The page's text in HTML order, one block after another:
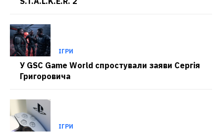
ІГРИ
У GSC Game World спростували заяви Сергія
Григоровича
ІГРИ